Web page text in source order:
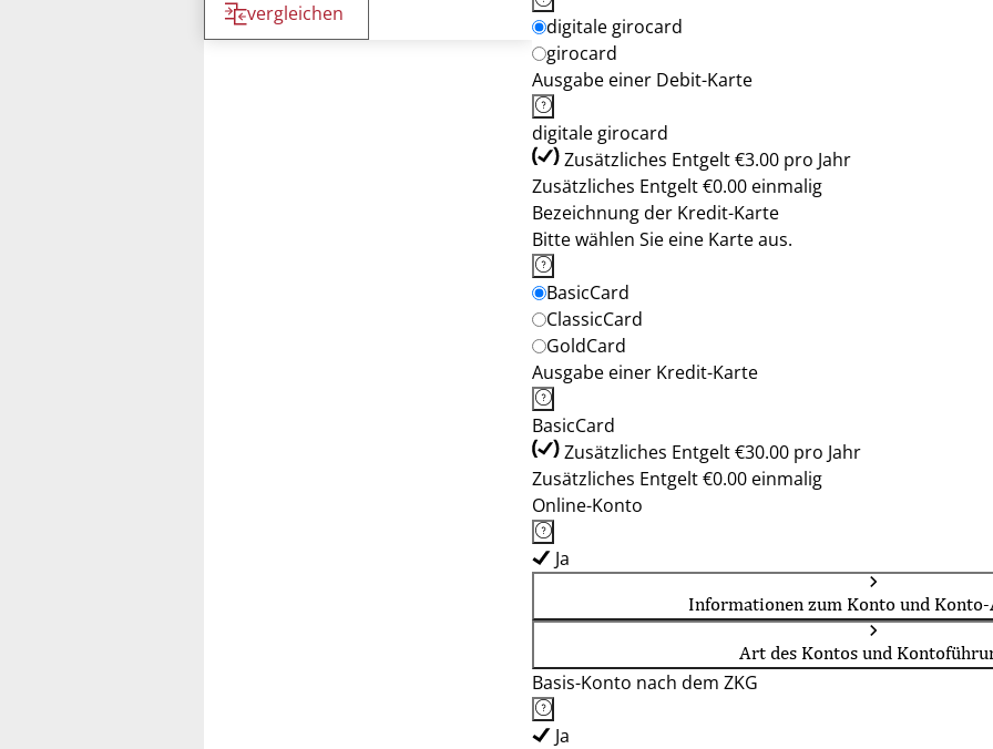
vergleichen
digitale girocard
girocard
Ausgabe einer Debit-Karte
digitale girocard
Zusätzliches Entgelt €3.00 pro Jahr
Zusätzliches Entgelt €0.00 einmalig
Bezeichnung der Kredit-Karte
Bitte wählen Sie eine Karte aus.
BasicCard
ClassicCard
GoldCard
Ausgabe einer Kredit-Karte
BasicCard
Zusätzliches Entgelt €30.00 pro Jahr
Zusätzliches Entgelt €0.00 einmalig
Online-Konto
Ja
Informationen zum Konto und
Art des Kontos und
Basis-Konto nach dem ZKG
Ja